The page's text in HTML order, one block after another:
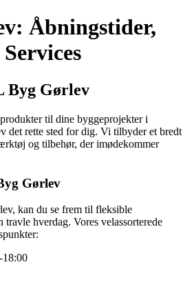
Åbningstider,
Byg Gørlev
til dine byggeprojekter i
det rette sted for dig. Vi tilbyder et bredt
og tilbehør, der imødekommer
Gørlev
kan du se frem til fleksible
travle hverdag. Vores velassorterede
18:00